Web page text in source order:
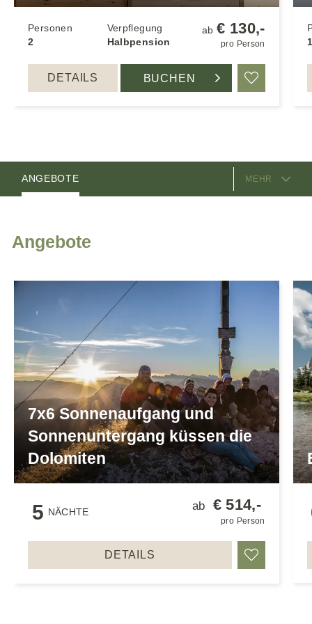
Personen
2
Verpflegung
Halbpension
ab€ 130,-
pro Person
DETAILS BUCHEN
MEHR
AUSSTATTUNG
ZIMMER
ANGEBOTE
Angebote
7x6 Sonnenaufgang und
Sonnenuntergang küssen die
Dolomiten
5 NÄCHTE ab € 514,-
pro Person
DETAILS